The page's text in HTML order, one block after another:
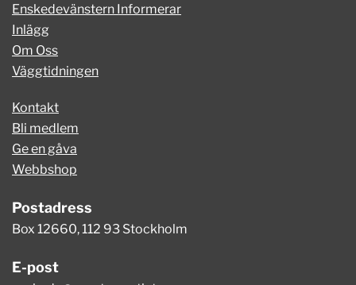
Enskedevänstern Informerar
Inlägg
Om Oss
Väggtidningen
Kontakt
Bli medlem
Ge en gåva
Webbshop
Postadress
Box 12660, 112 93 Stockholm
E-post